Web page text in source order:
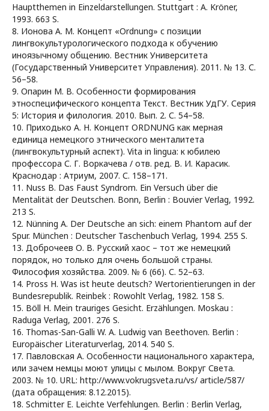
Hauptthemen in Einzeldarstellungen. Stuttgart : A. Kröner,
1993. 663 S.
8. Ионова А. М. Концепт «Ordnung» с позиции
лингвокультурологического подхода к обучению
иноязычному общению. Вестник Университета
(Государственный Университет Управления). 2011. № 13. С.
56–58.
9. Опарин М. В. Особенности формирования
этноспецифического концепта Текст. Вестник УдГУ. Серия
5: История и филология. 2010. Вып. 2. С. 54–58.
10. Приходько А. Н. Концепт ORDNUNG как мерная
единица немецкого этнического менталитета
(лингвокультурный аспект). Vita in lingua: к юбилею
профессора С. Г. Воркачева / отв. ред. В. И. Карасик.
Краснодар : Атриум, 2007. С. 158–171.
11. Nuss B. Das Faust Syndrom. Ein Versuch über die
Mentalität der Deutschen. Bonn, Berlin : Bouvier Verlag, 1992.
213 S.
12. Nünning A. Der Deutsche an sich: einem Phantom auf der
Spur. München : Deutscher Taschenbuch Verlag, 1994. 255 S.
13. Доброчеев О. В. Русский хаос – тот же немецкий
порядок, но только для очень большой страны.
Философия хозяйства. 2009. № 6 (66). С. 52–63.
14. Pross H. Was ist heute deutsch? Wertorientierungen in der
Bundesrepublik. Reinbek : Rowohlt Verlag, 1982. 158 S.
15. Böll H. Mein trauriges Gesicht. Erzählungen. Moskau :
Raduga Verlag, 2001. 276 S.
16. Thomas-San-Galli W. A. Ludwig van Beethoven. Berlin :
Europäischer Literaturverlag, 2014. 540 S.
17. Павловская А. Особенности национального характера,
или зачем немцы моют улицы с мылом. Вокруг Света.
2003. № 10. URL: http://www.vokrugsveta.ru/vs/ article/587/
(дата обращения: 8.12.2015).
18. Schmitter E. Leichte Verfehlungen. Berlin : Berlin Verlag,